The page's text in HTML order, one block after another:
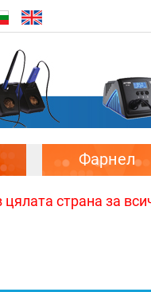
Фарнел
цялата страна за